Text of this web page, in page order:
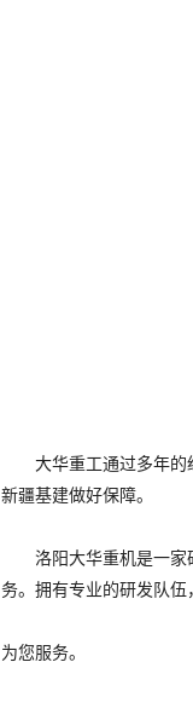
大华重工通过多年的经
新疆基建做好保障。
洛阳大华重机是一家研
务。拥有专业的研发队
为您服务。